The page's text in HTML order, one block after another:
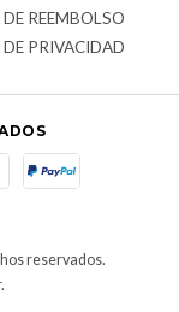
REEMBOLSO
PRIVACIDAD
reservados.
.